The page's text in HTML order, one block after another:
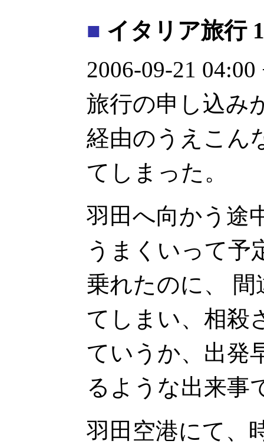
■ イタリア旅行
2006-09-21
旅行の申し込み
経由のうえこん
てしまった。
羽田へ向かう途
うまくいって予
乗れたのに、
てしまい、相殺
ていうか、出発
るような出来事
羽田空港にて、